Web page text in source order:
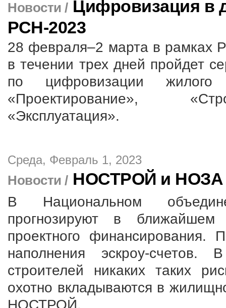
Новости / Цифровизация в
РСН-2023
28 февраля–2 марта в рамках
в течении трех дней пройдет
по цифровизации жилого
«Проектирование»,
«Эксплуатация».
Среда, Февраль 1, 2023
Новости / НОСТРОЙ и НОЗА
В Национальном
прогнозируют в
проектного
наполнения эскроу-счетов.
строителей никаких таких
охотно вкладываются в
НОСТРОЙ.